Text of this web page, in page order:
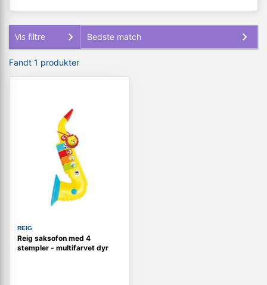
Vis filtre
Fandt 1 produkter
REIG
Reig saksofon med 4
stempler - multifarvet dyr